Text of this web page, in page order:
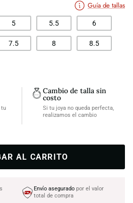
Guía de tallas
5 5.5 6
7.5 8 8.5
tu
Cambio de talla sin
costo
Si tu joya no queda perfecta,
realizamos el cambio
AL CARRITO
Envío aseguradopor el valor
total de compra